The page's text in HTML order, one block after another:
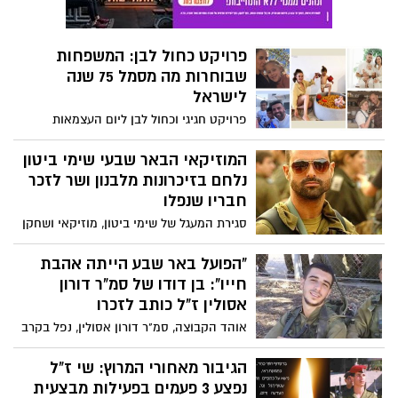
למקום אחר וטוב בחיים. כזה שיביא לאושר
משותף.
מהז'ורנאל פחות עשר שנים לגילה. בראיון
מבוקשת, על מראה זוהר ללא בוטוקס, על
קנאה ושופינג ובעיקר על איך מתחזקים
שאי אפשר להפריד ביניהם. חמסה.
פרויקט כחול לבן: המשפחות
שבוחרות מה מסמל 75 שנה
לישראל
פרויקט חגיגי וכחול לבן ליום העצמאות
למדינת ישראל שחוגגת 75 שנות קיום: ביקשנו
ממשפחות להצטלם עם מה שבעיניהן מסמל
ישראליות ואת זה שכבר 75 שנה חוגגים את
הייחוד שבנו, אוהבים, תומכים ותמיד האחד
המוזיקאי הבאר שבעי שימי ביטון
נלחם בזיכרונות מלבנון ושר לזכר
חבריו שנפלו
סגירת המעגל של שימי ביטון, מוזיקאי ושחקן
באר שבעי, ששירת כחוג״ד בפלח"ן צנחנים
בלבנון ואיבד לא מעט חברים. כשחזר מלבנון
הביא עמו שימי לישראל חתולה לבנה אשר
שרדה את ההפצצה וניצלה על ידו. תמונתם
הפכה לאחד הסמלים של מלחמת לבנון
השנייה
"הפועל באר שבע הייתה אהבת
חייו": בן דודו של סמ"ר דורון
אסולין ז"ל כותב לזכרו
אוהד הקבוצה, סמ"ר דורון אסולין, נפל בקרב
ברצועת עזה בחודש מרץ 2008, במהלך מבצע
"חורף חם". בן דודו, אריאל אלחדד, כותב
לזכרו בצורה מרגשת וסוחטת דמעות
הגיבור מאחורי המרוץ: שי ז"ל
נפצע 3 פעמים בפעילות מבצעית